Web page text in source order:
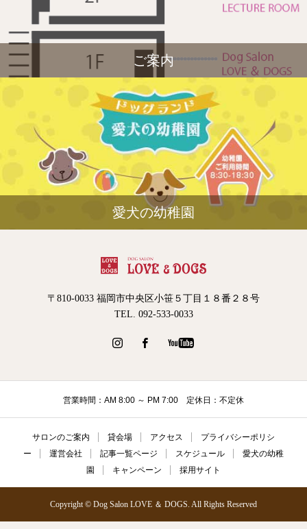
ご案内
愛犬の幼稚園
〒810-0033 福岡市中央区小笹５丁目１８番２８号
TEL. 092-533-0033
営業時間：AM 8:00 ～ PM 7:00 定休日：不定休
サロンのご案内 貸会場 アクセス
プライバシーポリシ
ー
運営会社 記事一覧ページ スケジュール
愛犬の幼稚
園
キャンペーン 採用サイト
Copyright © Dog Salon LOVE ＆ DOGS. All Rights Reserved